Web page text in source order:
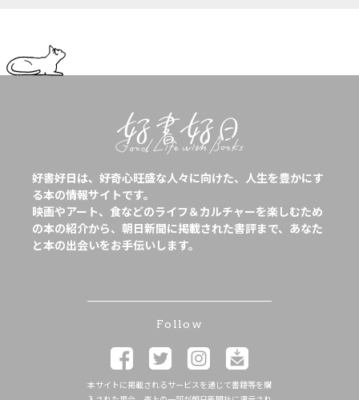
好書好日は、好奇心旺盛な人々に向けた、人生を豊かにす
る本の情報サイトです。
映画やアート、食などのライフ＆カルチャーを楽しむため
の本の紹介から、朝日新聞に掲載された書評まで、あなた
と本の出会いをお手伝いします。
Follow
本サイトに掲載されるサービスを通じて書籍等を購